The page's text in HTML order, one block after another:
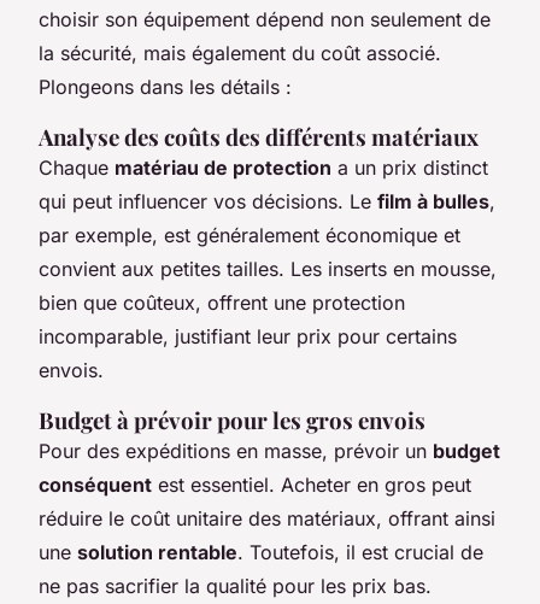
choisir son équipement dépend non seulement de
la sécurité, mais également du coût associé.
Plongeons dans les détails :
Analyse des coûts des différents matériaux
Chaque matériau de protection a un prix distinct
qui peut influencer vos décisions. Le film à bulles,
par exemple, est généralement économique et
convient aux petites tailles. Les inserts en mousse,
bien que coûteux, offrent une protection
incomparable, justifiant leur prix pour certains
envois.
Budget à prévoir pour les gros envois
Pour des expéditions en masse, prévoir un budget
conséquent est essentiel. Acheter en gros peut
réduire le coût unitaire des matériaux, offrant ainsi
une solution rentable. Toutefois, il est crucial de
ne pas sacrifier la qualité pour les prix bas.